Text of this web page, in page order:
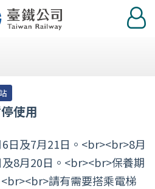
登
入
使用
日及7月21日。<br><br>8月
8月20日。<br><br>保養期
請有需要搭乘電梯